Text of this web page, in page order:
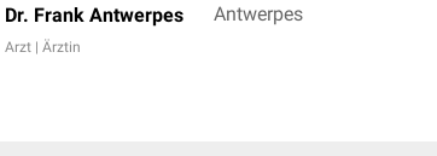
Dr. Frank Antwerpes
Arzt | Ärztin
Antwerpes